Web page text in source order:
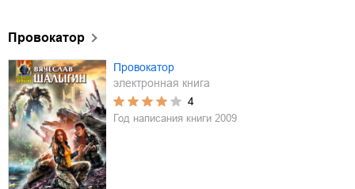
Провокатор
Провокатор
электронная книга
4
Год написания книги 2009